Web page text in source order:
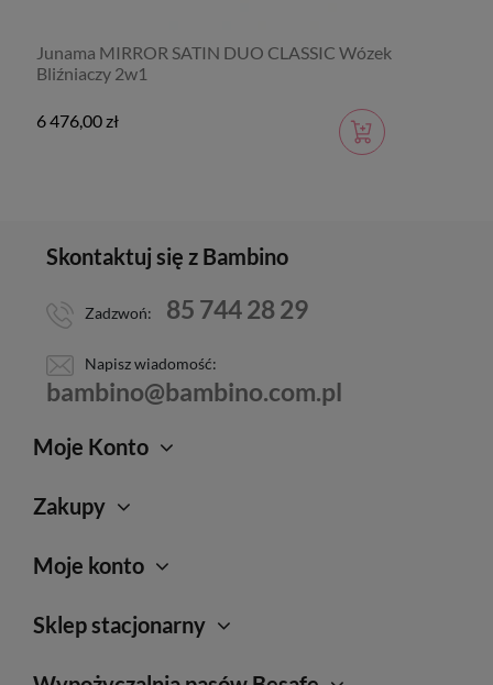
Junama MIRROR SATIN DUO CLASSIC Wózek
Bliźniaczy 2w1
6 476,00 zł
Skontaktuj się z Bambino
Zadzwoń: 85 744 28 29
Napisz wiadomość:
bambino@bambino.com.pl
Moje Konto
Zakupy
Moje konto
Sklep stacjonarny